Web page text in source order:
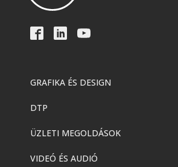
GRAFIKA ÉS DESIGN
DTP
ÜZLETI MEGOLDÁSOK
VIDEÓ ÉS AUDIÓ